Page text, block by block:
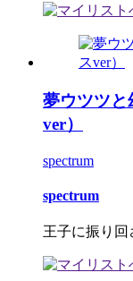
夢ウツツと
ver）
spectrum
spectrum
王子に振り回